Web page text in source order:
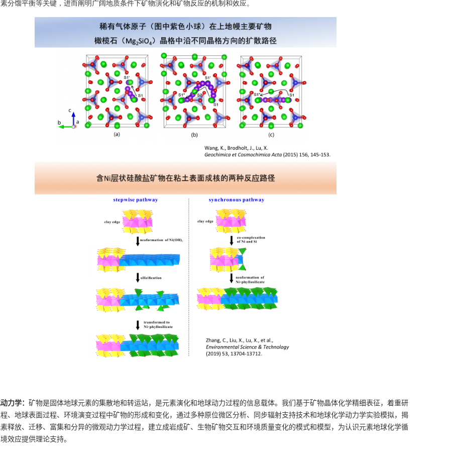
分馏平衡等关键，进而阐明广阔地质条件下矿物演化和矿物反应的机制和效应。
力学： 矿物是固体地球元素的集散地和转运站，是元素演化和地球动力过程的信息载体。我们基于矿物晶体化学精细表征，着重研
、地球表面过程、环境演变过程中矿物的形成和变化，通过多种原位微区分析、同步辐射支持技术和地球化学动力学实验模拟，揭
释放、迁移、富集和分异的微观动力学过程，建立成岩成矿、生物矿物交互和环境质量变化的模式和模型，为认识元素地球化学循
效应提供理论支持。